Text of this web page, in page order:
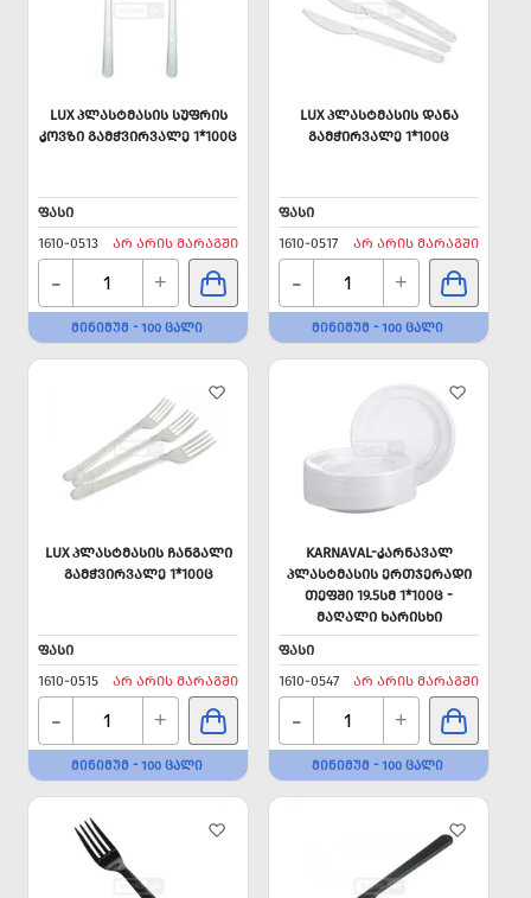
LUX ᲞᲚᲐᲡᲢᲛᲐᲡᲘᲡ ᲡᲣᲤᲠᲘᲡ
ᲙᲝᲕᲖᲘ ᲒᲐᲛᲭᲕᲘᲠᲕᲐᲚᲔ 1*100Ც
ᲤᲐᲡᲘ
1610-0513
ᲐᲠ ᲐᲠᲘᲡ ᲛᲐᲠᲐᲒᲨᲘ
- +
ᲛᲘᲜᲘᲛᲣᲛ - 100 ᲪᲐᲚᲘ
LUX ᲞᲚᲐᲡᲢᲛᲐᲡᲘᲡ ᲓᲐᲜᲐ
ᲒᲐᲛᲭᲘᲠᲕᲐᲚᲔ 1*100Ც
ᲤᲐᲡᲘ
1610-0517
ᲐᲠ ᲐᲠᲘᲡ ᲛᲐᲠᲐᲒᲨᲘ
- +
ᲛᲘᲜᲘᲛᲣᲛ - 100 ᲪᲐᲚᲘ
LUX ᲞᲚᲐᲡᲢᲛᲐᲡᲘᲡ ᲩᲐᲜᲒᲐᲚᲘ
ᲒᲐᲛᲭᲕᲘᲠᲕᲐᲚᲔ 1*100Ც
ᲤᲐᲡᲘ
1610-0515
ᲐᲠ ᲐᲠᲘᲡ ᲛᲐᲠᲐᲒᲨᲘ
- +
ᲛᲘᲜᲘᲛᲣᲛ - 100 ᲪᲐᲚᲘ
KARNAVAL-ᲙᲐᲠᲜᲐᲕᲐᲚ
ᲞᲚᲐᲡᲢᲛᲐᲡᲘᲡ ᲔᲠᲗᲯᲔᲠᲐᲓᲘ
ᲗᲔᲤᲨᲘ 19.5ᲡᲛ 1*100Ც -
ᲛᲐᲦᲐᲚᲘ ᲮᲐᲠᲘᲡᲮᲘ
ᲤᲐᲡᲘ
1610-0547
ᲐᲠ ᲐᲠᲘᲡ ᲛᲐᲠᲐᲒᲨᲘ
- +
ᲛᲘᲜᲘᲛᲣᲛ - 100 ᲪᲐᲚᲘ